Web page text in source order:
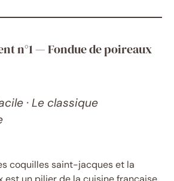
n°1 — Fondue de poireaux
· Le classique
coquilles saint-jacques et la